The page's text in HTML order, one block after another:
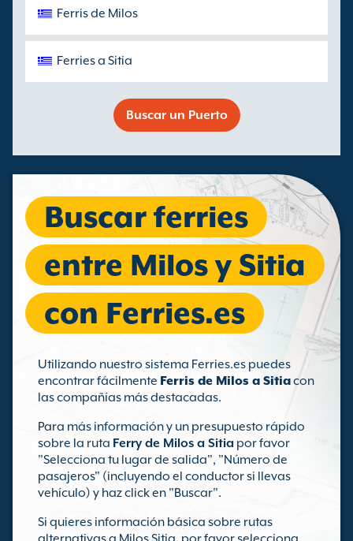
Ferris de Milos
Ferries a Sitia
Buscar un Puerto
Buscar ferries
entre Milos y Sitia
con Ferries.es
Utilizando nuestro sistema Ferries.es puedes
encontrar fácilmente Ferris de Milos a Sitiacon
las compañías más destacadas.
Para más información y un presupuesto rápido
sobre la ruta Ferry de Milos a Sitia por favor
"Selecciona tu lugar de salida", "Número de
pasajeros" (incluyendo el conductor si llevas
vehículo) y haz click en "Buscar".
Si quieres información básica sobre rutas